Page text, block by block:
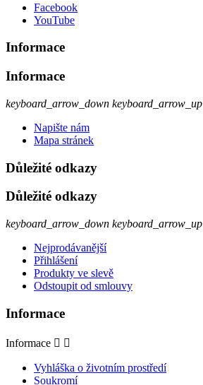
Facebook
YouTube
Informace
Informace
keyboard_arrow_down keyboard_arrow_up
Napište nám
Mapa stránek
Důležité odkazy
Důležité odkazy
keyboard_arrow_down keyboard_arrow_up
Nejprodávanější
Přihlášení
Produkty ve slevě
Odstoupit od smlouvy
Informace
Informace  
Vyhláška o životním prostředí
Soukromí